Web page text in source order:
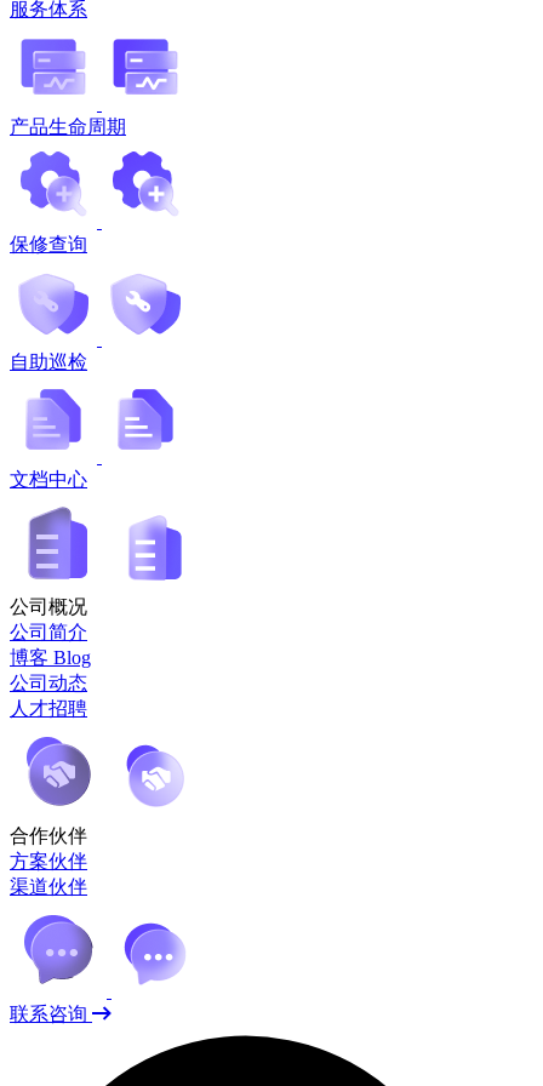
服务体系
产品生命周期
保修查询
自助巡检
文档中心
公司概况
公司简介
博客 Blog
公司动态
人才招聘
合作伙伴
方案伙伴
渠道伙伴
联系咨询